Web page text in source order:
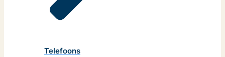
Telefoons